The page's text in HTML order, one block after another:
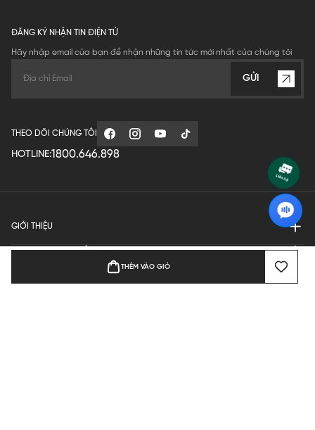
THÊM VÀO GIỎ
ĐĂNG KÝ NHẬN TIN ĐIỆN TỬ
Hãy nhập email của bạn để nhận những tin tức mới nhất của chúng tôi
GỬI
THEO DÕI CHÚNG TÔI
HOTLINE:1800.646.898
GIỚI THIỆU
QUY ĐỊNH HOẠT ĐỘNG